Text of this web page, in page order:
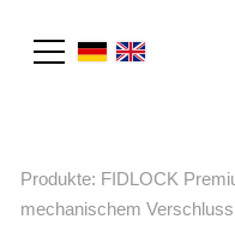
Produkte: FIDLOCK
mechanischem Verschluss